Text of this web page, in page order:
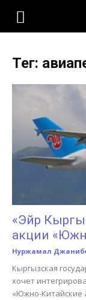
KLOOP.KG
Новости
Кыргызстана
Тег:
«Эйр
акции
Нуржамал
Кыргызская
хочет
«Южно-Китайские